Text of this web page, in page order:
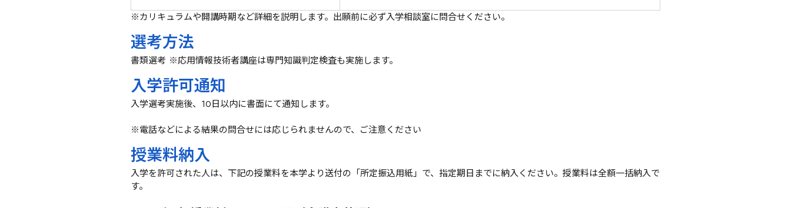
※カリキュラムや開講時期など詳細を説明します。出願前に必ず入学相談室に問合せください。
選考方法
書類選考 ※応用情報技術者講座は専門知識判定検査も実施します。
入学許可通知
入学選考実施後、10日以内に書面にて通知します。
※電話などによる結果の問合せには応じられませんので、ご注意ください
授業料納入
入学を許可された人は、下記の授業料を本学より送付の「所定振込用紙」で、指定期日までに納入ください。授業料は全額一括納入で
す。